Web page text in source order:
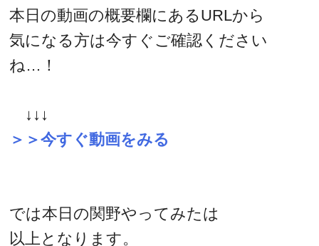
本日の動画の概要欄にあるURLから
気になる方は今すぐご確認ください
ね…！
↓↓↓
＞＞今すぐ動画をみる
では本日の関野やってみたは
以上となります。